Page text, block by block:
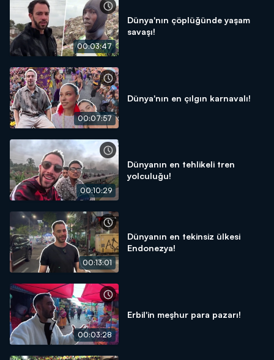
00:03:47
Dünya'nın çöplüğünde yaşam
savaşı!
00:07:57
Dünya'nın en çılgın karnavalı!
00:10:29
Dünyanın en tehlikeli tren
yolculuğu!
00:13:01
Dünyanın en tekinsiz ülkesi
Endonezya!
00:03:28
Erbil'in meşhur para pazarı!